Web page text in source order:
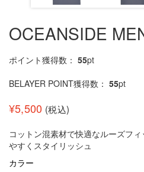
OCEANSIDE
ポイント獲得数： 55pt
BELAYER POINT獲得数： 55pt
¥5,500 (税込)
コットン混素材で快適なルーズフ
やすくスタイリッシュ
カラー